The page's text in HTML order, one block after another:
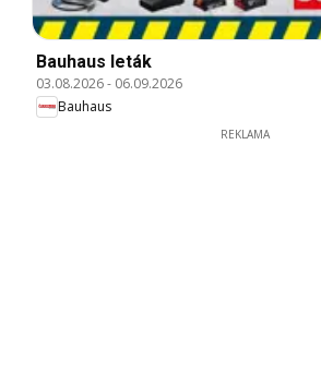
Bauhaus leták
03.08.2026- 06.09.2026
Bauhaus
REKLAMA